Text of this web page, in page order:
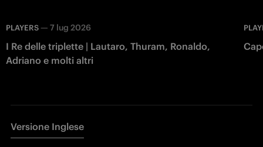
PLAYERS — 7 lug 2026
I Re delle triplette | Lautaro, Thuram, Ronaldo,
Adriano e molti altri
Versione Inglese